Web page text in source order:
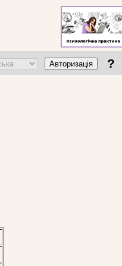
Авторизація ?